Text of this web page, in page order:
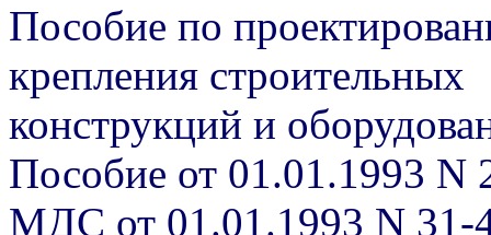
Пособие по
крепления строительных
конструкций и
Пособие от 01.01.1993 N
МДС от 01.01.1993 N 31-